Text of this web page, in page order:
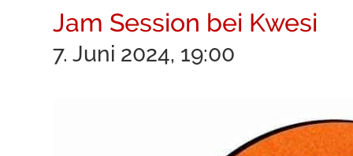
Jam Session bei Kwesi
7. Juni 2024, 19:00